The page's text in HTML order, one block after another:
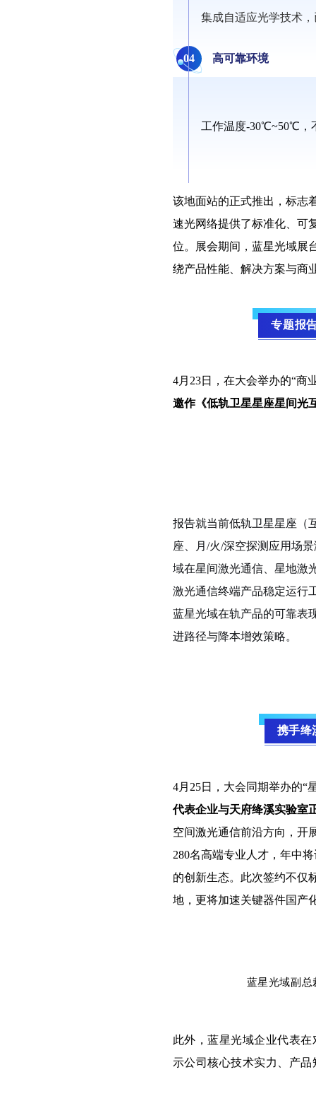
集成自适应光学技术
04 高可靠环境
工作温度-30℃~50℃，
该地面站的正式推出，标志
速光网络提供了标准化、可
位。展会期间，蓝星光域展
绕产品性能、解决方案与商
专题报
4月23日，在大会举办的“商
邀作《低轨卫星星座星间光
报告就当前低轨卫星星座（
座、月/火/深空探测应用场
域在星间激光通信、星地激
激光通信终端产品稳定运行
蓝星光域在轨产品的可靠表
进路径与降本增效策略。
携手绛
4月25日，大会同期举办的“
代表企业与天府绛溪实验室
空间激光通信前沿方向，开
280名高端专业人才，年中
的创新生态。此次签约不仅
地，更将加速关键器件国产
蓝星光域副总
此外，蓝星光域企业代表
示公司核心技术实力、产